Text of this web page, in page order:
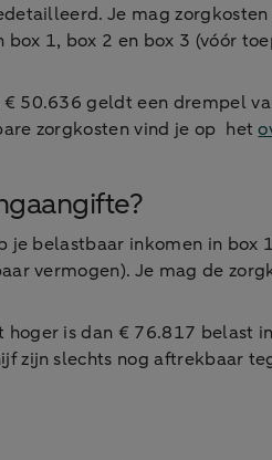
Je mag
1, box 2 en box 3 (vóór
50.636 geldt een drempel
zorgkosten vind je op het
belastbaar inkomen in box
vermogen). Je mag de
is dan € 76.817 belast
zijn slechts nog aftrekbaar